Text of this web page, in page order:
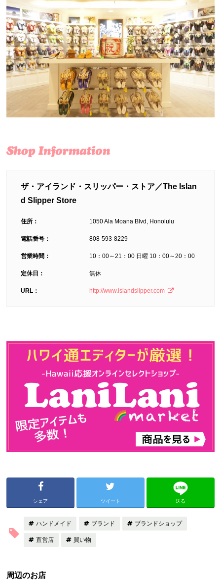
ザ・アイランド・スリッパー・ストア／The Islan
d Slipper Store
住所： 1050 Ala Moana Blvd, Honolulu
電話番号： 808-593-8229
営業時間： 10：00～21：00 日曜 10：00～20：00
定休日： 無休
URL： http://www.islandslipper.com
シェア ツイート 送る
ハンドメイド ブランド ブランドショップ
直営店 買い物
周辺のお店